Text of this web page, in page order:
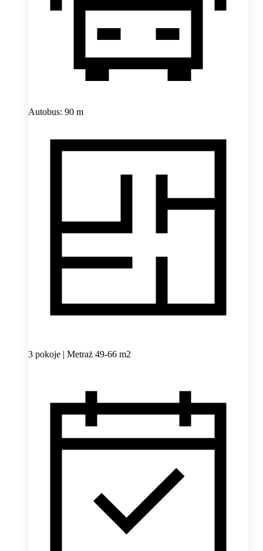
Autobus: 90 m
3 pokoje | Metraż 49-66 m2